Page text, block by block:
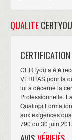
QUALITE
CERTIFICATION
CERTyou a été
VERITAS pour la
lui a décerné la
Professionnelle.
Qualiopi
aux exigences
790 du 30 juin